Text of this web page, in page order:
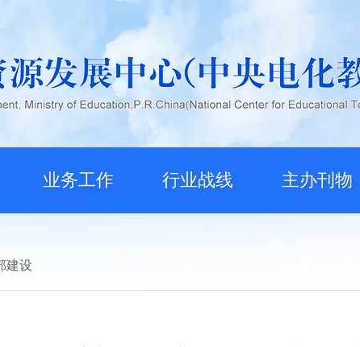
业务工作 行业战线 主办刊物
建设